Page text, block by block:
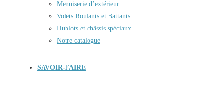
Menuiserie d’extérieur
Volets Roulants et Battants
Hublots et châssis spéciaux
Notre catalogue
SAVOIR-FAIRE